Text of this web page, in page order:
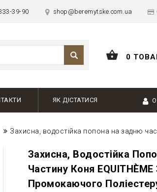
39-90 shop@beremytske.com.ua
0
ЯК ДІСТАТИСЯ
Захисна, водостійка попона на задню
Захисна, Водостійка
Частину Коня
Промокаючого